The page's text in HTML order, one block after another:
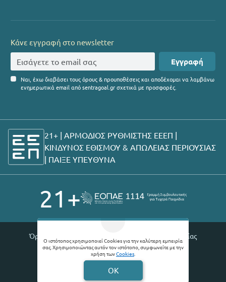
Ο ιστότοπος χρησιμοποιεί Cookies για την καλύτερη εμπειρία
σας. Χρησιμοποιώντας αυτόν τον ιστότοπο, συμφωνείτε με την
χρήση τωνCookies.
OK
Κάνε εγγραφή στο newsletter
Εγγραφή
Ναι, έχω διαβάσει τους όρους & προυποθέσεις και αποδέχομαι να λαμβάνω
ενημερωτικά email από sentragoal.gr σχετικά με προσφορές.
21+ | ΑΡΜΟΔΙΟΣ ΡΥΘΜΙΣΤΗΣ ΕΕΕΠ |
ΚΙΝΔΥΝΟΣ ΕΘΙΣΜΟΥ & ΑΠΩΛΕΙΑΣ ΠΕΡΙΟΥΣΙΑΣ
| ΠΑΙΞΕ ΥΠΕΥΘΥΝΑ
21+
Όροι χρήσης |
Θέσεις εργασίας
© 2026 Sentragoal
Developed byDigital Winners